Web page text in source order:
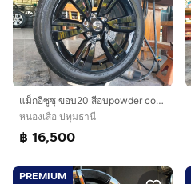
แม็กอีซูซุ ขอบ20 สีอบpowder coat พร้อมยางดันลอป 255 45 20 ปี24 ยางสวยทุกเส้นตุ่มหน้ายางยังอยู่ใส่ isuzu ตัวเตี้ย ยีราฟแคระ รถที่บรรทุกไม่เก
หนองเสือ ปทุมธานี
฿ 16,500
PREMIUM